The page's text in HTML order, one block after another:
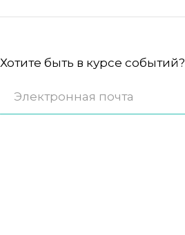
Хотите быть в курсе событий?